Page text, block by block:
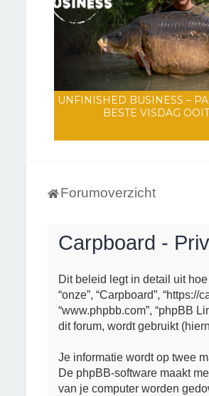
UNFINISHED BUSINESS –
BESTE VISDAG OOIT
Forumoverzicht
Carpboard -
Dit beleid legt in detail uit hoe
“onze”, “Carpboard”,
“www.phpbb.com”, “phpBB
dit forum, wordt gebruikt
Je informatie wordt op twee
De phpBB-software maakt
van je computer worden